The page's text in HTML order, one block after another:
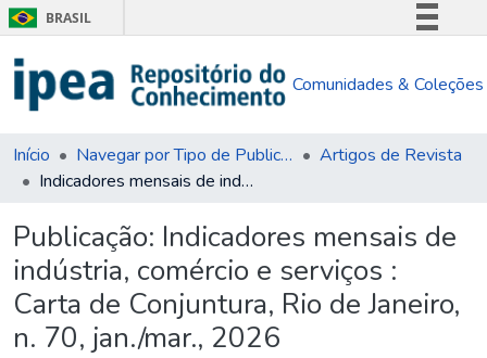
BRASIL
Comunica BR
Acesso à informação
Comunidades & Coleções
Início Navegar por Tipo de Publicação
Artigos de Revista
Indicadores mensais de indústria, comércio e serviços : Carta de Conjuntura, Rio de Janeiro, n. 70, jan./mar., 2026
Publicação: Indicadores mensais de
indústria, comércio e serviços :
Carta de Conjuntura, Rio de Janeiro,
n. 70, jan./mar., 2026